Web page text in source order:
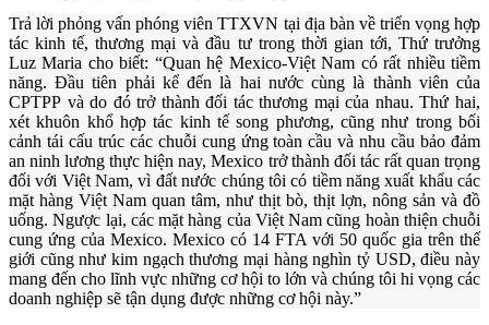
Trả lời phỏng vấn phóng viên TTXVN tại địa bàn về triển vọng hợp
tác kinh tế, thương mại và đầu tư trong thời gian tới, Thứ trưởng
Luz Maria cho biết: “Quan hệ Mexico-Việt Nam có rất nhiều tiềm
năng. Đầu tiên phải kể đến là hai nước cùng là thành viên của
CPTPP và do đó trở thành đối tác thương mại của nhau. Thứ hai,
xét khuôn khổ hợp tác kinh tế song phương, cũng như trong bối
cảnh tái cấu trúc các chuỗi cung ứng toàn cầu và nhu cầu bảo đảm
an ninh lương thực hiện nay, Mexico trở thành đối tác rất quan trọng
đối với Việt Nam, vì đất nước chúng tôi có tiềm năng xuất khẩu các
mặt hàng Việt Nam quan tâm, như thịt bò, thịt lợn, nông sản và đồ
uống. Ngược lại, các mặt hàng của Việt Nam cũng hoàn thiện chuỗi
cung ứng của Mexico. Mexico có 14 FTA với 50 quốc gia trên thế
giới cũng như kim ngạch thương mại hàng nghìn tỷ USD, điều này
mang đến cho lĩnh vực những cơ hội to lớn và chúng tôi hi vọng các
doanh nghiệp sẽ tận dụng được những cơ hội này.”